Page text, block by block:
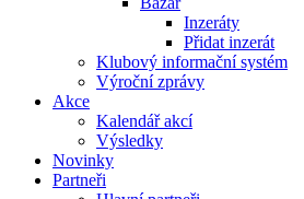
Inzeráty
Přidat inzerát
Klubový informační systém
Výroční zprávy
Akce
Kalendář akcí
Výsledky
Novinky
Partneři